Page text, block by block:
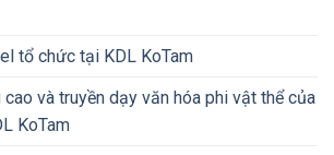
tổ chức tại KDL KoTam
cao và truyền dạy văn hóa phi vật thể của
KoTam